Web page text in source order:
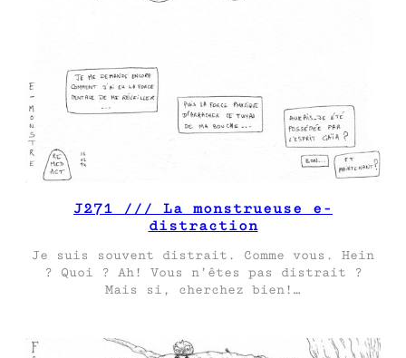
J271 /// La monstrueuse e-
distraction
Je suis souvent distrait. Comme vous. Hein
? Quoi ? Ah! Vous n’êtes pas distrait ?
Mais si, cherchez bien!…